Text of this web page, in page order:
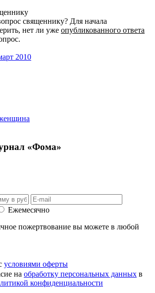
священнику? Для начала
нет ли уже опубликованного ответа
2010
«Фома»
Ежемесячно
пожертвование вы можете в любой
условиями оферты
на обработку персональных данных в
конфиденциальности